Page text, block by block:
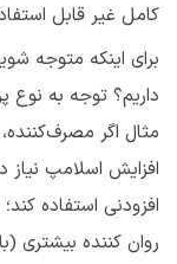
کامل غیر قابل
برای اینکه متوجه
داریم؟ توجه به نوع
افزودنی استفاده